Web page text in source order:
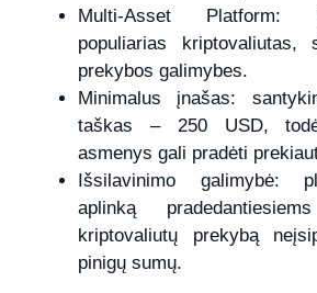
Multi-Asset Platform:
populiarias kriptovaliutas,
prekybos galimybes.
Minimalus įnašas:
taškas – 250 USD,
asmenys gali pradėti
Išsilavinimo galimybė:
aplinką
kriptovaliutų prekybą
pinigų sumų.